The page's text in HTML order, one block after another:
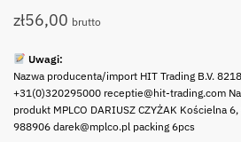
zł56,00 brutto
Uwagi:
Nazwa producenta/import HIT Trading B.V.
+31(0)320295000 receptie@hit-trading.com
produkt MPLCO DARIUSZ CZYŻAK Kościelna
988906 darek@mplco.pl packing 6pcs